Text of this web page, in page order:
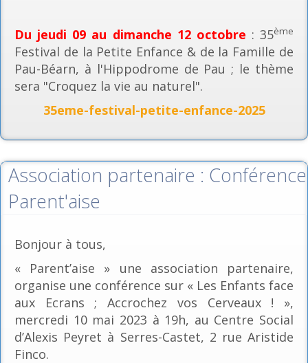
Du jeudi 09 au dimanche 12 octobre : 35ème
Festival de la Petite Enfance & de la Famille de
Pau-Béarn, à l'Hippodrome de Pau ; le thème
sera "Croquez la vie au naturel".
35eme-festival-petite-enfance-2025
Association partenaire : Conférence
Parent'aise
Bonjour à tous,
« Parent’aise » une association partenaire,
organise une conférence sur « Les Enfants face
aux Ecrans ; Accrochez vos Cerveaux ! »,
mercredi 10 mai 2023 à 19h, au Centre Social
d’Alexis Peyret à Serres-Castet, 2 rue Aristide
Finco.